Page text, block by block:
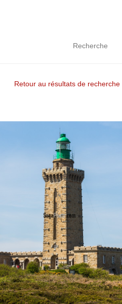
Recherche
Retour au résultats de recherche